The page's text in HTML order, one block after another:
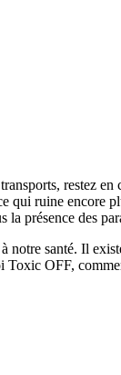
restez
qui ruine encore
présence des
notre santé. Il
Toxic OFF,